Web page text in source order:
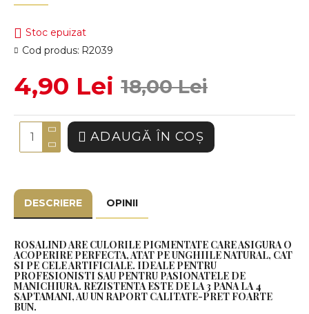
Stoc epuizat
Cod produs: R2039
4,90 Lei 18,00 Lei
ADAUGĂ ÎN COŞ
DESCRIERE OPINII
ROSALIND ARE CULORILE PIGMENTATE CARE ASIGURA O
ACOPERIRE PERFECTA, ATAT PE UNGHIILE NATURAL, CAT
SI PE CELE ARTIFICIALE. IDEALE PENTRU
PROFESIONISTI SAU PENTRU PASIONATELE DE
MANICHIURA. REZISTENTA ESTE DE LA 3 PANA LA 4
SAPTAMANI, AU UN RAPORT CALITATE-PRET FOARTE
BUN.